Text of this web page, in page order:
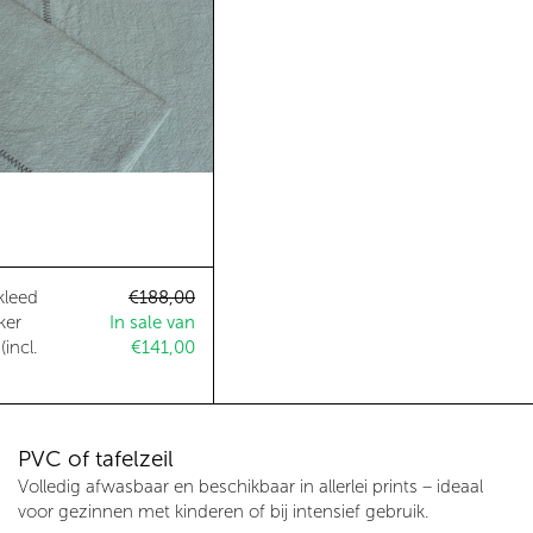
Normale prijs
€188,00Aanbiedingsprijs
In sale van
€141,00
PVC of tafelzeil
Volledig afwasbaar en beschikbaar in allerlei prints – ideaal
voor gezinnen met kinderen of bij intensief gebruik.